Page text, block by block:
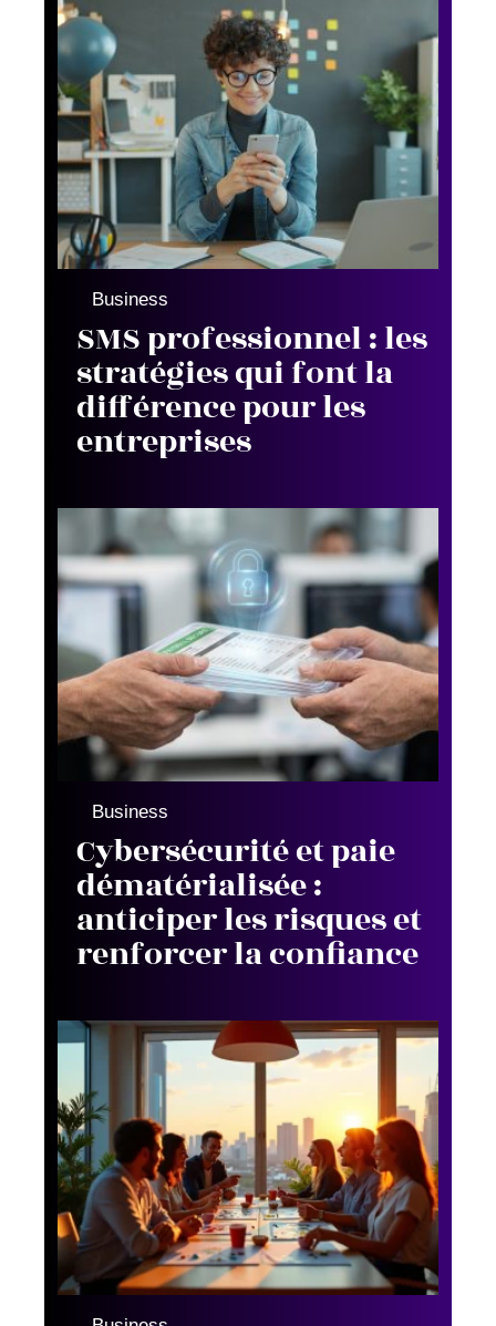
Business
SMS professionnel : les
stratégies qui font la
différence pour les
entreprises
Business
Cybersécurité et paie
dématérialisée :
anticiper les risques et
renforcer la confiance